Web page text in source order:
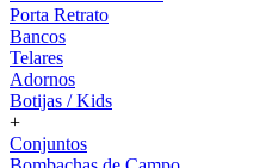
Porta Retrato
Bancos
Telares
Adornos
Botijas / Kids
+
Conjuntos